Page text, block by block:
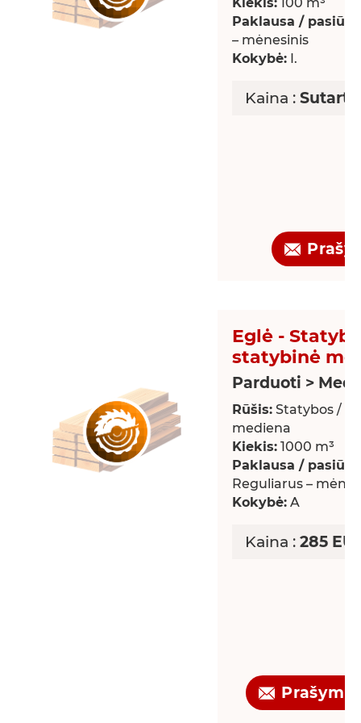
Paklausa / pasiūla:
– mėnesinis
Kokybė: I.
Kaina :
Eglė -
statybinė
Parduoti >
Rūšis: Statybos /
mediena
Kiekis: 1000 m³
Paklausa / pasiūla:
Reguliarus –
Kokybė: A
Kaina : 285